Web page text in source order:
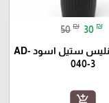
50 ₪ 30 ₪
مطرة ستانليس ستيل اسود AD-
040-3